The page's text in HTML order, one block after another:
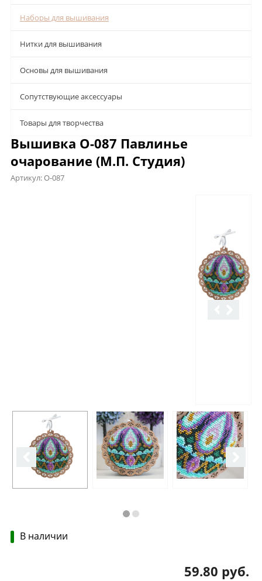
Наборы для вышивания
Нитки для вышивания
Основы для вышивания
Сопутствующие аксессуары
Товары для творчества
Вышивка О-087 Павлинье
очарование (М.П. Студия)
Артикул:О-087
В наличии
59.80 руб.